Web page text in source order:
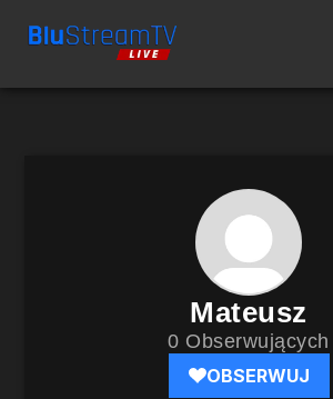
Mateusz
0 Obserwujących
OBSERWUJ